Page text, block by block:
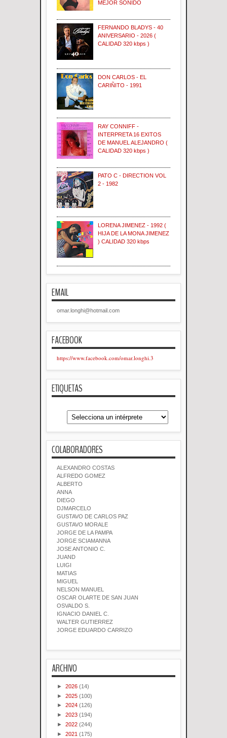
MEJOR SONIDO
FERNANDO BLADYS - 40
ANIVERSARIO - 2026 (
CALIDAD 320 kbps )
DON CARLOS - EL
CARIÑITO - 1991
RAY CONNIFF -
INTERPRETA 16 EXITOS
DE MANUEL ALEJANDRO (
CALIDAD 320 kbps )
PATO C - DIRECTION VOL
2 - 1982
LORENA JIMENEZ - 1992 (
HIJA DE LA MONA JIMENEZ
) CALIDAD 320 kbps
EMAIL
omar.longhi@hotmail.com
FACEBOOK
https://www.facebook.com/omar.longhi.3
ETIQUETAS
COLABORADORES
ALEXANDRO COSTAS
ALFREDO GOMEZ
ALBERTO
ANNA
DIEGO
DJMARCELO
GUSTAVO DE CARLOS PAZ
GUSTAVO MORALE
JORGE DE LA PAMPA
JORGE SCIAMANNA
JOSE ANTONIO C.
JUAND
LUIGI
MATIAS
MIGUEL
NELSON MANUEL
OSCAR OLARTE DE SAN JUAN
OSVALDO S.
IGNACIO DANIEL C.
WALTER GUTIERREZ
JORGE EDUARDO CARRIZO
ARCHIVO
► 2026 (14)
► 2025 (100)
► 2024 (126)
► 2023 (194)
► 2022 (244)
► 2021 (175)